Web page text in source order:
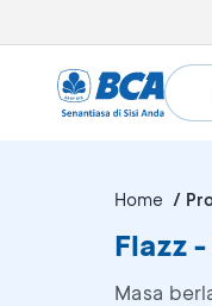
Home
Flazz
Masa